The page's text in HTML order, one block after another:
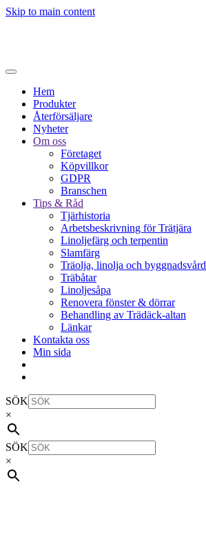
Skip to main content
Hem
Produkter
Återförsäljare
Nyheter
Om oss
Företaget
Köpvillkor
GDPR
Branschen
Tips & Råd
Tjärhistoria
Arbetsbeskrivning för Trätjära
Linoljefärg och terpentin
Slamfärg
Träolja, linolja och byggnadsvård
Träbåtar
Linoljesåpa
Renovera fönster & dörrar
Behandling av Trädäck-altan
Länkar
Kontakta oss
Min sida
SÖK
×
SÖK
×